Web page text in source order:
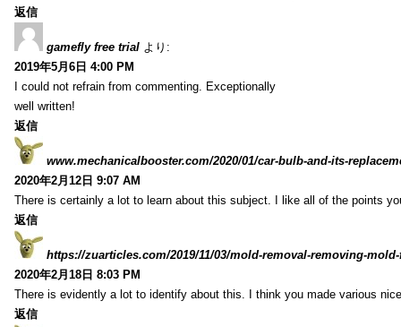
返信
gamefly free trial より:
2019年5月6日 4:00 PM
I could not refrain from commenting. Exceptionally
well written!
返信
www.mechanicalbooster.com/2020/01/car-bulb-and-its-
2020年2月12日 9:07 AM
There is certainly a lot to learn about this subject. I like all of the points
返信
https://zuarticles.com/2019/11/03/mold-removal-removing-
2020年2月18日 8:03 PM
There is evidently a lot to identify about this. I think you made various
返信